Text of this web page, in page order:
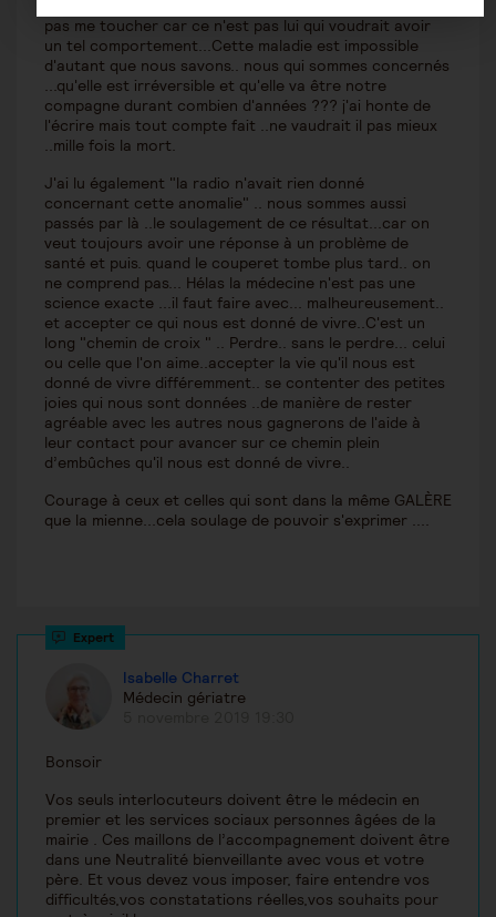
pas me toucher car ce n'est pas lui qui voudrait avoir
un tel comportement...Cette maladie est impossible
d'autant que nous savons.. nous qui sommes concernés
...qu'elle est irréversible et qu'elle va être notre
compagne durant combien d'années ??? j'ai honte de
l'écrire mais tout compte fait ..ne vaudrait il pas mieux
..mille fois la mort.
J'ai lu également "la radio n'avait rien donné
concernant cette anomalie" .. nous sommes aussi
passés par là ..le soulagement de ce résultat...car on
veut toujours avoir une réponse à un problème de
santé et puis. quand le couperet tombe plus tard.. on
ne comprend pas... Hélas la médecine n'est pas une
science exacte ...il faut faire avec... malheureusement..
et accepter ce qui nous est donné de vivre..C'est un
long "chemin de croix " .. Perdre.. sans le perdre... celui
ou celle que l'on aime..accepter la vie qu'il nous est
donné de vivre différemment.. se contenter des petites
joies qui nous sont données ..de manière de rester
agréable avec les autres nous gagnerons de l'aide à
leur contact pour avancer sur ce chemin plein
d’embûches qu'il nous est donné de vivre..
Courage à ceux et celles qui sont dans la même GALÈRE
que la mienne...cela soulage de pouvoir s'exprimer ....
Isabelle Charret
Médecin gériatre
Bonsoir
Vos seuls interlocuteurs doivent être le médecin en
premier et les services sociaux personnes âgées de la
mairie . Ces maillons de l’accompagnement doivent être
dans une Neutralité bienveillante avec vous et votre
père. Et vous devez vous imposer, faire entendre vos
difficultés,vos constatations réelles,vos souhaits pour